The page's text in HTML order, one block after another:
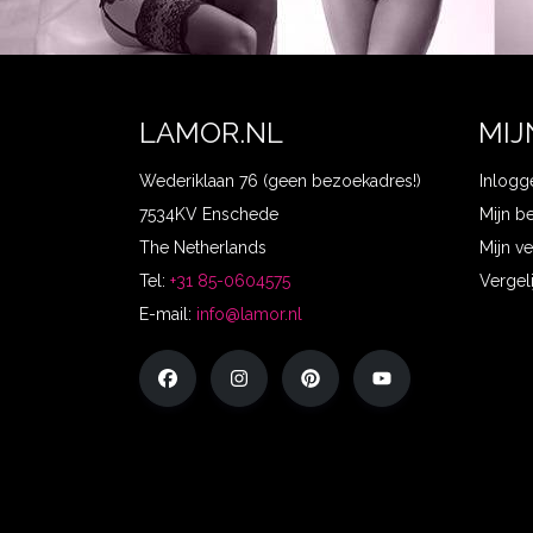
LAMOR.NL
Wederiklaan 76 (geen bezoekadres!)
7534KV Enschede
The Netherlands
Tel: +31 85-0604575
E-mail: info@lamor.nl
Mijn
Mijn